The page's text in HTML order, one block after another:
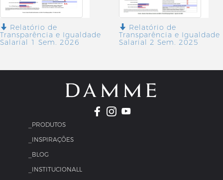
Relatório de
Transparência e Igualdade
Salarial 1 Sem. 2026
Relatório de
Transparência e Igualdade
Salarial 2 Sem. 2025
_PRODUTOS
_INSPIRAÇÕES
_BLOG
_INSTITUCIONALL